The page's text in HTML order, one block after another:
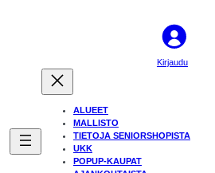
Kirjaudu
ALUEET
MALLISTO
TIETOJA SENIORSHOPISTA
UKK
POPUP-KAUPAT